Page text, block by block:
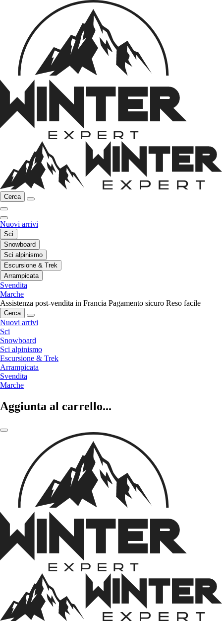
Cerca
Nuovi arrivi
Sci
Snowboard
Sci alpinismo
Escursione & Trek
Arrampicata
Svendita
Marche
Assistenza post-vendita in Francia Pagamento sicuro Reso facile
Cerca
Nuovi arrivi
Sci
Snowboard
Sci alpinismo
Escursione & Trek
Arrampicata
Svendita
Marche
Aggiunta al carrello...